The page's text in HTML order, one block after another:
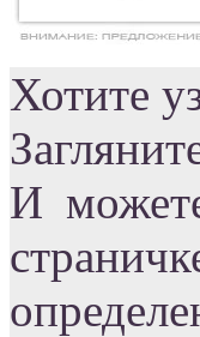
Хотите
И